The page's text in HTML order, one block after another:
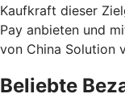
Kaufkraft dieser
Pay anbieten und
von China Solution
Beliebte